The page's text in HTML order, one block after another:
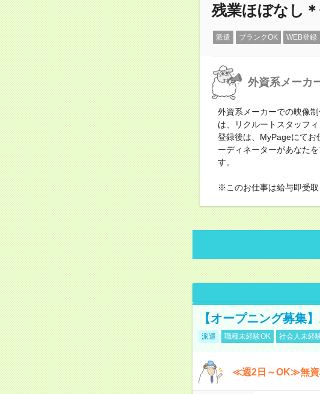
残業ほぼなし
派遣 ブランクOK WEB登録
外資系メーカ
外資系メーカーでの映像
は、リクルートスタッフ
登録後は、MyPageにてお
ーディネーターがあなた
す。
※このお仕事は給与即受取
【オープニング募集
派遣 職種未経験OK 社会人未経
≪週2日～OK≫無資